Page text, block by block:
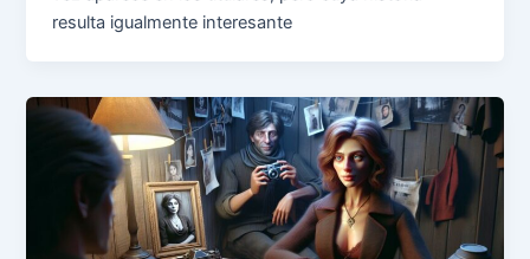
resulta igualmente interesante